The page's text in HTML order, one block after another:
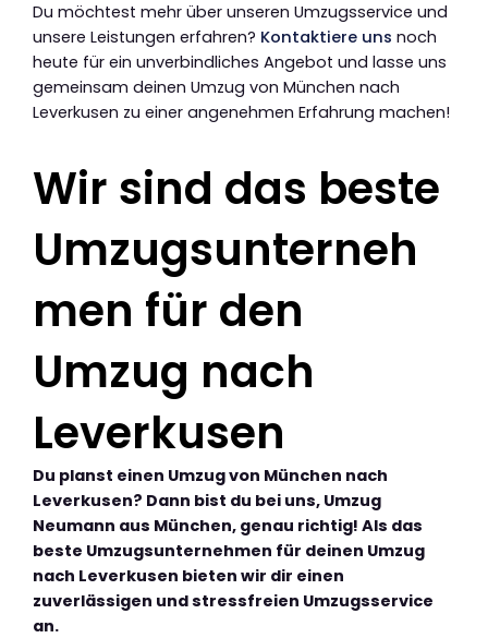
Du möchtest mehr über unseren Umzugsservice und
unsere Leistungen erfahren? Kontaktiere uns noch
heute für ein unverbindliches Angebot und lasse uns
gemeinsam deinen Umzug von München nach
Leverkusen zu einer angenehmen Erfahrung machen!
Wir sind das beste
Umzugsunterneh
men für den
Umzug nach
Leverkusen
Du planst einen Umzug von München nach
Leverkusen? Dann bist du bei uns, Umzug
Neumann aus München, genau richtig! Als das
beste Umzugsunternehmen für deinen Umzug
nach Leverkusen bieten wir dir einen
zuverlässigen und stressfreien Umzugsservice
an.